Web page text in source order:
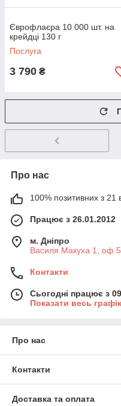
Єврофлаєра 10 000 шт. на
крейдці 130 г
Послуга
3 790 ₴
Про нас
100% позитивних з 21
Працює з 26.01.2012
м. Дніпро
Василя Макуха 1,
Контакти
Сьогодні працює з
Показати весь
Про нас
Контакти
Доставка та оплата